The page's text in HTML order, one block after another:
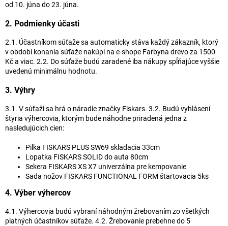
od 10. júna do 23. júna.
2. Podmienky účasti
2.1. Účastníkom súťaže sa automaticky stáva každý zákazník, ktorý
v období konania súťaže nakúpi na e-shope Farbyna drevo za 1500
Kč a viac. 2.2. Do súťaže budú zaradené iba nákupy spĺňajúce vyššie
uvedenú minimálnu hodnotu.
3. Výhry
3.1. V súťaži sa hrá o náradie značky Fiskars. 3.2. Budú vyhlásení
štyria výhercovia, ktorým bude náhodne priradená jedna z
nasledujúcich cien:
Pilka FISKARS PLUS SW69 skladacia 33cm
Lopatka FISKARS SOLID do auta 80cm
Sekera FISKARS XS X7 univerzálna pre kempovanie
Sada nožov FISKARS FUNCTIONAL FORM štartovacia 5ks
4. Výber výhercov
4.1. Výhercovia budú vybraní náhodným žrebovaním zo všetkých
platných účastníkov súťaže. 4.2. Žrebovanie prebehne do 5